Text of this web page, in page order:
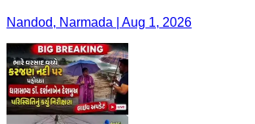
Nandod, Narmada | Aug 1, 2026